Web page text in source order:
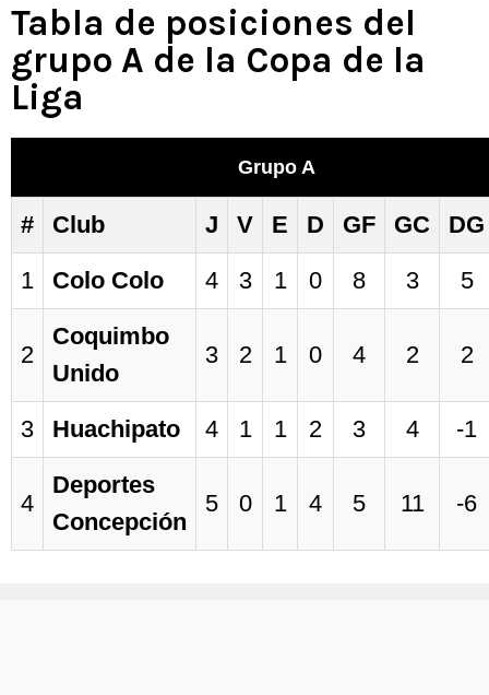
Tabla de posiciones del
grupo A de la Copa de la
Liga
Grupo A
# Club J V E D GF GC DG
1 Colo Colo 4 3 1 0 8 3 5
2
Coquimbo
Unido
3 2 1 0 4 2 2
3 Huachipato 4 1 1 2 3 4 -1
4
Deportes
Concepción
5 0 1 4 5 11 -6